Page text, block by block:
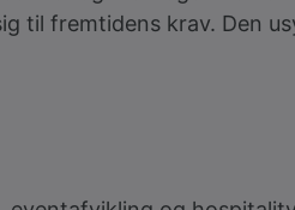
til fremtidens krav. Den